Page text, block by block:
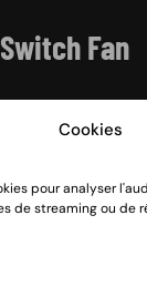
Cookies
pour analyser
de streaming ou de
Fan
Switch Fan
le 3 mars 2017.
aux clics sur nos